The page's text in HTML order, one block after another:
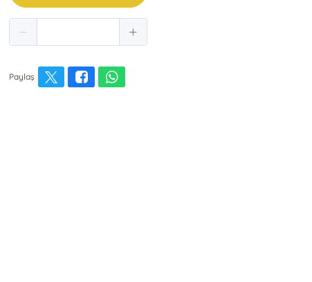
Paylaş